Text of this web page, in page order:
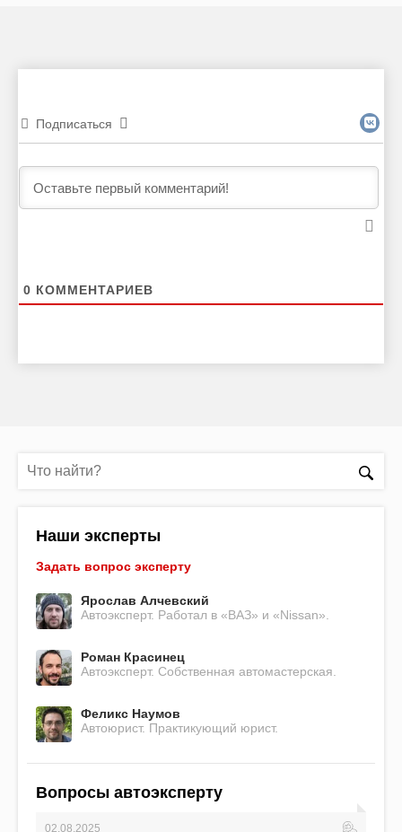
Подписаться
0 КОММЕНТАРИЕВ
Наши эксперты
Задать вопрос эксперту
Ярослав Алчевский
Автоэксперт. Работал в «ВАЗ» и «Nissan».
Роман Красинец
Автоэксперт. Собственная автомастерская.
Феликс Наумов
Автоюрист. Практикующий юрист.
Вопросы автоэксперту
02.08.2025